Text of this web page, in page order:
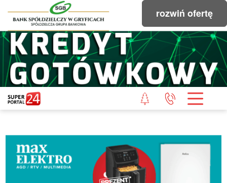
rozwiń ofertę
STRONA GŁÓWNA
POWIAT GRYFICKI
WIADOMOŚCI Z LASU
STUDIO SUPERPORTALU